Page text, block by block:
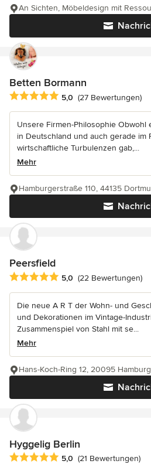
An Sichten, Möbeldesign mit
Betten Bormann
Durchschnittliche Bewertung: 5
5,0 (27 Bewertungen)
Unsere Firmen-Philosophie Obwohl
in Deutschland und auch gerade im
wirtschaftliche Turbulenzen gab,...
Mehr
Hamburgerstraße 110, 44135
Peersfield
Durchschnittliche Bewertung: 5
5,0 (22 Bewertungen)
Die neue A R T der Wohn- und
und Dekorationen im Vintage-
Zusammenspiel von Stahl mit se...
Mehr
Hans-Koch-Ring 12, 20095 Hamburg
Hyggelig Berlin
Durchschnittliche Bewertung: 5
5,0 (21 Bewertungen)